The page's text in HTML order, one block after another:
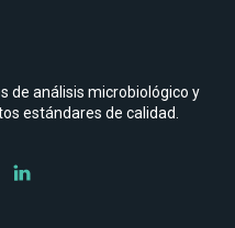
de análisis microbiológico y
estándares de calidad.